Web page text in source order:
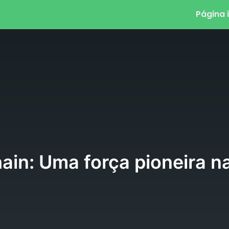
Página
Uma força pioneira